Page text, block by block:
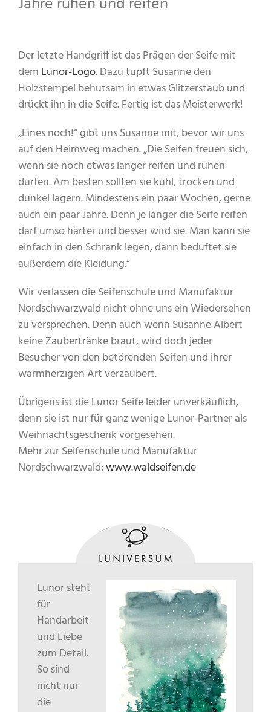
Der letzte Handgriff ist das Prägen der Seife mit
dem Lunor-Logo. Dazu tupft Susanne den
Holzstempel behutsam in etwas Glitzerstaub und
drückt ihn in die Seife. Fertig ist das Meisterwerk!
„Eines noch!“ gibt uns Susanne mit, bevor wir uns
auf den Heimweg machen. „Die Seifen freuen sich,
wenn sie noch etwas länger reifen und ruhen
dürfen. Am besten sollten sie kühl, trocken und
dunkel lagern. Mindestens ein paar Wochen, gerne
auch ein paar Jahre. Denn je länger die Seife reifen
darf umso härter und besser wird sie. Man kann sie
einfach in den Schrank legen, dann beduftet sie
außerdem die Kleidung.“
Wir verlassen die Seifenschule und Manufaktur
Nordschwarzwald nicht ohne uns ein Wiedersehen
zu versprechen. Denn auch wenn Susanne Albert
keine Zaubertränke braut, wird doch jeder
Besucher von den betörenden Seifen und ihrer
warmherzigen Art verzaubert.
Übrigens ist die Lunor Seife leider unverkäuflich,
denn sie ist nur für ganz wenige Lunor-Partner als
Weihnachtsgeschenk vorgesehen.
Mehr zur Seifenschule und Manufaktur
Nordschwarzwald:www.waldseifen.de
Lunor steht
für
Handarbeit
und Liebe
zum Detail.
So sind
nicht nur
die